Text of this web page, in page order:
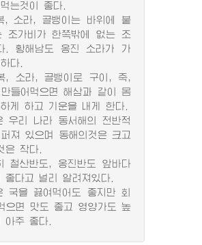
는것이 좋다.
라, 골뱅이는 바위에 붙
조가비가 한쪽밖에 없는 조
. 황해남도 옹진 소라가 가
다.
소라, 골뱅이로 구이, 죽,
들어먹으면 해삼과 같이 몸
게 하고 기운을 내게 한다.
리 나라 동서해의 전반적
져 있으며 동해의것은 크고
은 작다.
산반도, 옹진반도 앞바다
좋다고 널리 알려져있다.
을 끓여먹어도 좋지만 회
으면 맛도 좋고 영양가도 높
아주 좋다.